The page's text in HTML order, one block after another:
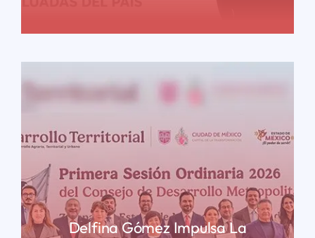
Delfina Gómez Impulsa La